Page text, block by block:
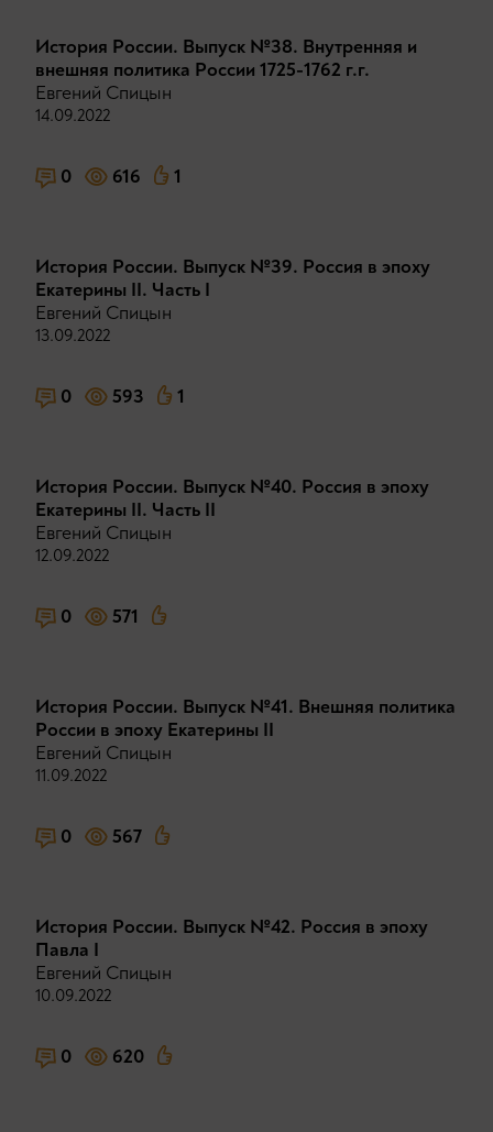
История России. Выпуск №38. Внутренняя и
внешняя политика России 1725-1762 г.г.
Евгений Спицын
14.09.2022
0 616 1
История России. Выпуск №39. Россия в эпоху
Екатерины II. Часть I
Евгений Спицын
13.09.2022
0 593 1
История России. Выпуск №40. Россия в эпоху
Екатерины II. Часть II
Евгений Спицын
12.09.2022
0 571
История России. Выпуск №41. Внешняя политика
России в эпоху Екатерины II
Евгений Спицын
11.09.2022
0 567
История России. Выпуск №42. Россия в эпоху
Павла I
Евгений Спицын
10.09.2022
0 620